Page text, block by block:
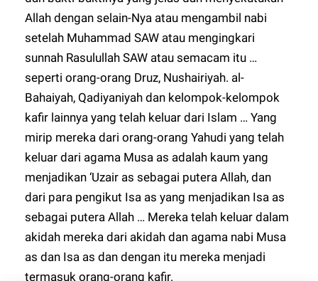
Allah dengan selain-Nya atau mengambil nabi
setelah Muhammad SAW atau mengingkari
sunnah Rasulullah SAW atau semacam itu …
seperti orang-orang Druz, Nushairiyah. al-
Bahaiyah, Qadiyaniyah dan kelompok-kelompok
kafir lainnya yang telah keluar dari Islam … Yang
mirip mereka dari orang-orang Yahudi yang telah
keluar dari agama Musa as adalah kaum yang
menjadikan ‘Uzair as sebagai putera Allah, dan
dari para pengikut Isa as yang menjadikan Isa as
sebagai putera Allah … Mereka telah keluar dalam
akidah mereka dari akidah dan agama nabi Musa
as dan Isa as dan dengan itu mereka menjadi
termasuk orang-orang kafir.